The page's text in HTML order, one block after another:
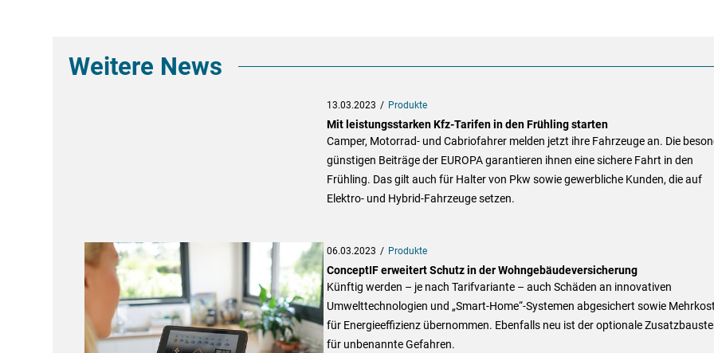
Weitere News
13.03.2023 Produkte
Mit leistungsstarken Kfz-Tarifen in den Frühling starten
Camper, Motorrad- und Cabriofahrer melden jetzt ihre Fahrzeuge an. Die
günstigen Beiträge der EUROPA garantieren ihnen eine sichere Fahrt in den
Frühling. Das gilt auch für Halter von Pkw sowie gewerbliche Kunden, die auf
Elektro- und Hybrid-Fahrzeuge setzen.
06.03.2023 Produkte
ConceptIF erweitert Schutz in der Wohngebäudeversicherung
Künftig werden – je nach Tarifvariante – auch Schäden an innovativen
Umwelttechnologien und „Smart-Home“-Systemen abgesichert sowie
für Energieeffizienz übernommen. Ebenfalls neu ist der optionale
für unbenannte Gefahren.